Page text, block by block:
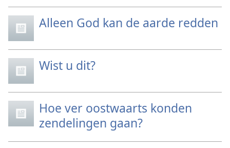
Alleen God kan de aarde redden
Wist u dit?
Hoe ver oostwaarts konden
zendelingen gaan?